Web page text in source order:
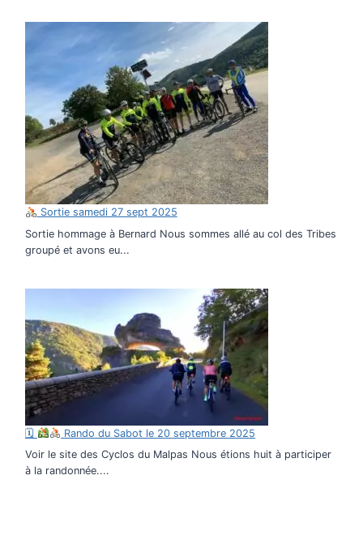
Sortie samedi 27 sept 2025
Sortie hommage à Bernard Nous sommes allé au col des Tribes
groupé et avons eu...
🗓
Rando du Sabot le 20 septembre 2025
Voir le site des Cyclos du Malpas Nous étions huit à participer
à la randonnée....